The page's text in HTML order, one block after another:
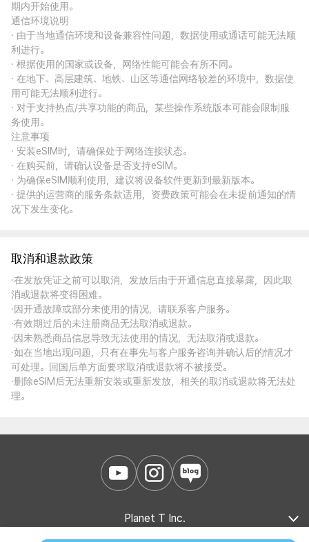
期内开始使用。
通信环境说明
· 由于当地通信环境和设备兼容性问题，数据使用或通话可能无法顺
利进行。
· 根据使用的国家或设备，网络性能可能会有所不同。
· 在地下、高层建筑、地铁、山区等通信网络较差的环境中，数据使
用可能无法顺利进行。
· 对于支持热点/共享功能的商品，某些操作系统版本可能会限制服
务使用。
注意事项
· 安装eSIM时，请确保处于网络连接状态。
· 在购买前，请确认设备是否支持eSIM。
· 为确保eSIM顺利使用，建议将设备软件更新到最新版本。
· 提供的运营商的服务条款适用，资费政策可能会在未提前通知的情
况下发生变化。
取消和退款政策
·在发放凭证之前可以取消，发放后由于开通信息直接暴露，因此取
消或退款将变得困难。
·因开通故障或部分未使用的情况，请联系客户服务。
·有效期过后的未注册商品无法取消或退款。
·因未熟悉商品信息导致无法使用的情况，无法取消或退款。
·如在当地出现问题，只有在事先与客户服务咨询并确认后的情况才
可处理。回国后单方面要求取消或退款将不被接受。
·删除eSIM后无法重新安装或重新发放，相关的取消或退款将无法处
理。
Planet T Inc.